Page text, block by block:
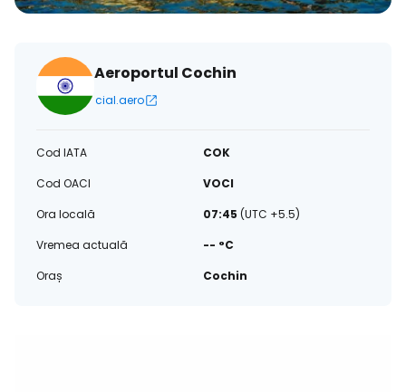
Aeroportul Cochin
cial.aero
Cod IATA
COK
Cod OACI
VOCI
Ora locală
07:45 (UTC +5.5)
Vremea actuală
-- °C
Oraș
Cochin